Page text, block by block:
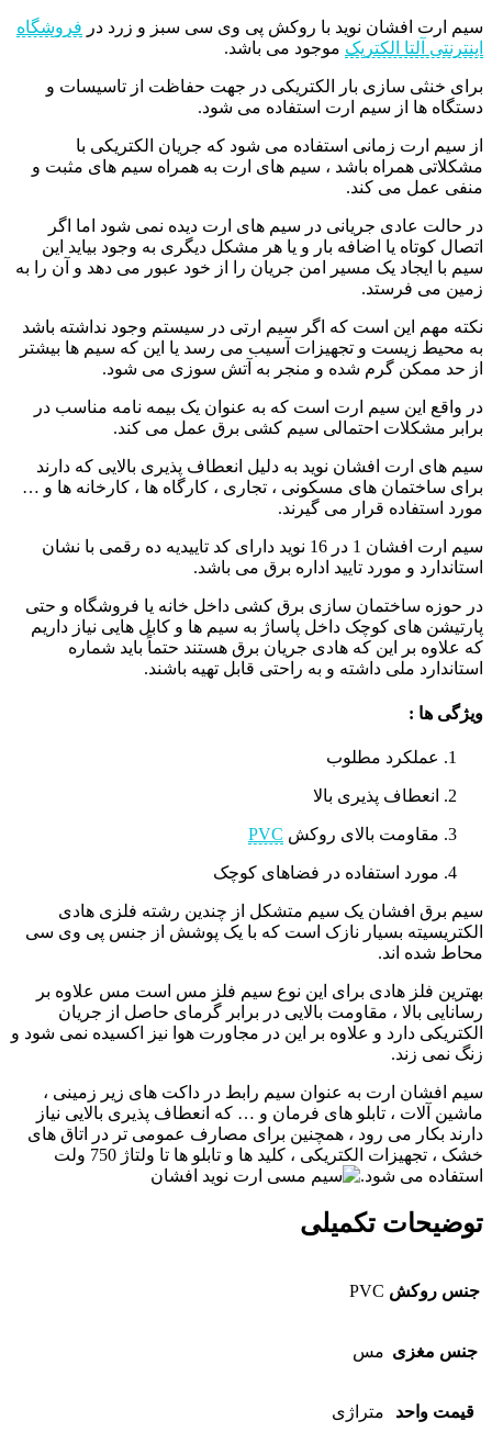
سیم ارت افشان نوید با روکش پی وی سی سبز و زرد در فروشگاه
اینترنتی آلتا الکتریک موجود می باشد.
برای خنثی سازی بار الکتریکی در جهت حفاظت از تاسیسات و
دستگاه ها از سیم ارت استفاده می شود.
از سیم ارت زمانی استفاده می شود که جریان الکتریکی با
مشکلاتی همراه باشد ، سیم های ارت به همراه سیم های مثبت و
منفی عمل می کند.
در حالت عادی جریانی در سیم های ارت دیده نمی شود اما اگر
اتصال کوتاه یا اضافه بار و یا هر مشکل دیگری به وجود بیاید این
سیم با ایجاد یک مسیر امن جریان را از خود عبور می دهد و آن را به
زمین می فرستد.
نکته مهم این است که اگر سیم ارتی در سیستم وجود نداشته باشد
به محیط زیست و تجهیزات آسیب می رسد یا این که سیم ها بیشتر
از حد ممکن گرم شده و منجر به آتش سوزی می شود.
در واقع این سیم ارت است که به عنوان یک بیمه نامه مناسب در
برابر مشکلات احتمالی سیم کشی برق عمل می کند.
سیم های ارت افشان نوید به دلیل انعطاف پذیری بالایی که دارند
برای ساختمان های مسکونی ، تجاری ، کارگاه ها ، کارخانه ها و …
مورد استفاده قرار می گیرند.
سیم ارت افشان 1 در 16 نوید دارای کد تاییدیه ده رقمی با نشان
استاندارد و مورد تایید اداره برق می باشد.
در حوزه ساختمان سازی برق کشی داخل خانه یا فروشگاه و حتی
پارتیشن های کوچک داخل پاساژ به سیم ها و کابل هایی نیاز داریم
که علاوه بر این که هادی جریان برق هستند حتماً باید شماره
استاندارد ملی داشته و به راحتی قابل تهیه باشند.
ویژگی ها :
عملکرد مطلوب
انعطاف پذیری بالا
مقاومت بالای روکش PVC
مورد استفاده در فضاهای کوچک
سیم برق افشان یک سیم متشکل از چندین رشته فلزی هادی
الکتریسیته بسیار نازک است که با یک پوشش از جنس پی وی سی
محاط شده‌ اند.
بهترین فلز هادی برای این نوع سیم فلز مس است مس علاوه بر
رسانایی بالا ، مقاومت بالایی در برابر گرمای حاصل از جریان
الکتریکی دارد و علاوه بر این در مجاورت هوا نیز اکسیده نمی شود و
زنگ نمی زند.
سیم افشان ارت به عنوان سیم رابط در داکت های زیر زمینی ،
ماشین آلات ، تابلو های فرمان و … که انعطاف پذیری بالایی نیاز
دارند بکار می رود ، همچنین برای مصارف عمومی تر در اتاق های
خشک ، تجهیزات الکتریکی ، کلید ها و تابلو ها تا ولتاژ 750 ولت
استفاده می شود.
توضیحات تکمیلی
جنس روکش PVC
جنس مغزی مس
قیمت واحد متراژی